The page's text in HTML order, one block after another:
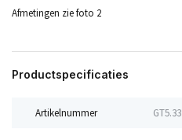
Afmetingen zie foto 2
Productspecificaties
Artikelnummer GT5.33